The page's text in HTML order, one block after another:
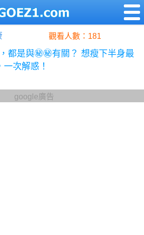
觀看人數：181
都是與㊙㊙有關？ 想瘦下半身最
次解惑！
google廣告